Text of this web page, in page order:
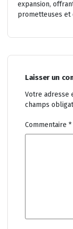
expansion,
prometteuses et
Laisser un
Votre adresse
champs
Commentaire *